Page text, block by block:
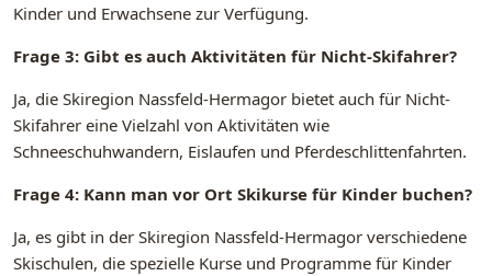
Kinder und Erwachsene zur Verfügung.
Frage 3: Gibt es auch Aktivitäten für Nicht-Skifahrer?
Ja, die Skiregion Nassfeld-Hermagor bietet auch für Nicht-
Skifahrer eine Vielzahl von Aktivitäten wie
Schneeschuhwandern, Eislaufen und Pferdeschlittenfahrten.
Frage 4: Kann man vor Ort Skikurse für Kinder buchen?
Ja, es gibt in der Skiregion Nassfeld-Hermagor verschiedene
Skischulen, die spezielle Kurse und Programme für Kinder